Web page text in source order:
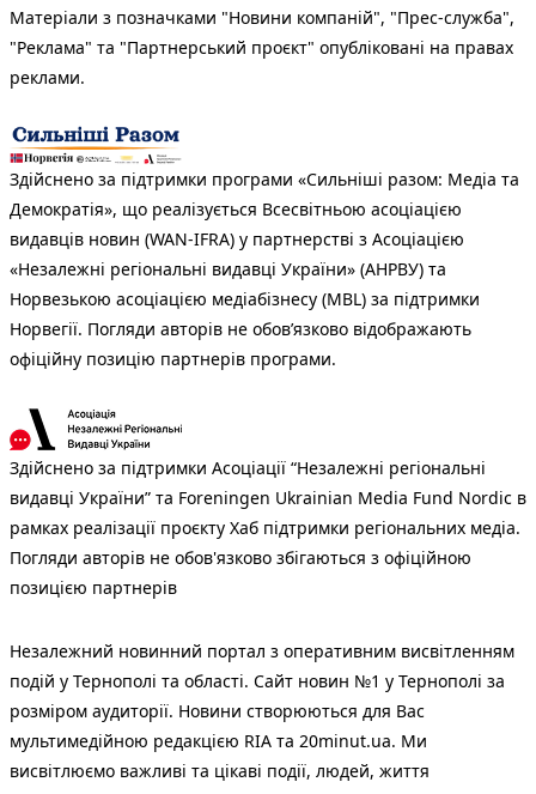
Матеріали з позначками "Новини компаній", "Прес-служба",
"Реклама" та "Партнерський проєкт" опубліковані на правах
реклами.
Здійснено за підтримки програми «Сильніші разом: Медіа та
Демократія», що реалізується Всесвітньою асоціацією
видавців новин (WAN-IFRA) у партнерстві з Асоціацією
«Незалежні регіональні видавці України» (АНРВУ) та
Норвезькою асоціацією медіабізнесу (MBL) за підтримки
Норвегії. Погляди авторів не обов’язково відображають
офіційну позицію партнерів програми.
Здійснено за підтримки Асоціації “Незалежні регіональні
видавці України” та Foreningen Ukrainian Media Fund Nordic в
рамках реалізації проєкту Хаб підтримки регіональних медіа.
Погляди авторів не обов'язково збігаються з офіційною
позицією партнерів
Незалежний новинний портал з оперативним висвітленням
подій у Тернополі та області. Сайт новин №1 у Тернополі за
розміром аудиторії. Новини створюються для Вас
мультимедійною редакцією RIA та 20minut.ua. Ми
висвітлюємо важливі та цікаві події, людей, життя